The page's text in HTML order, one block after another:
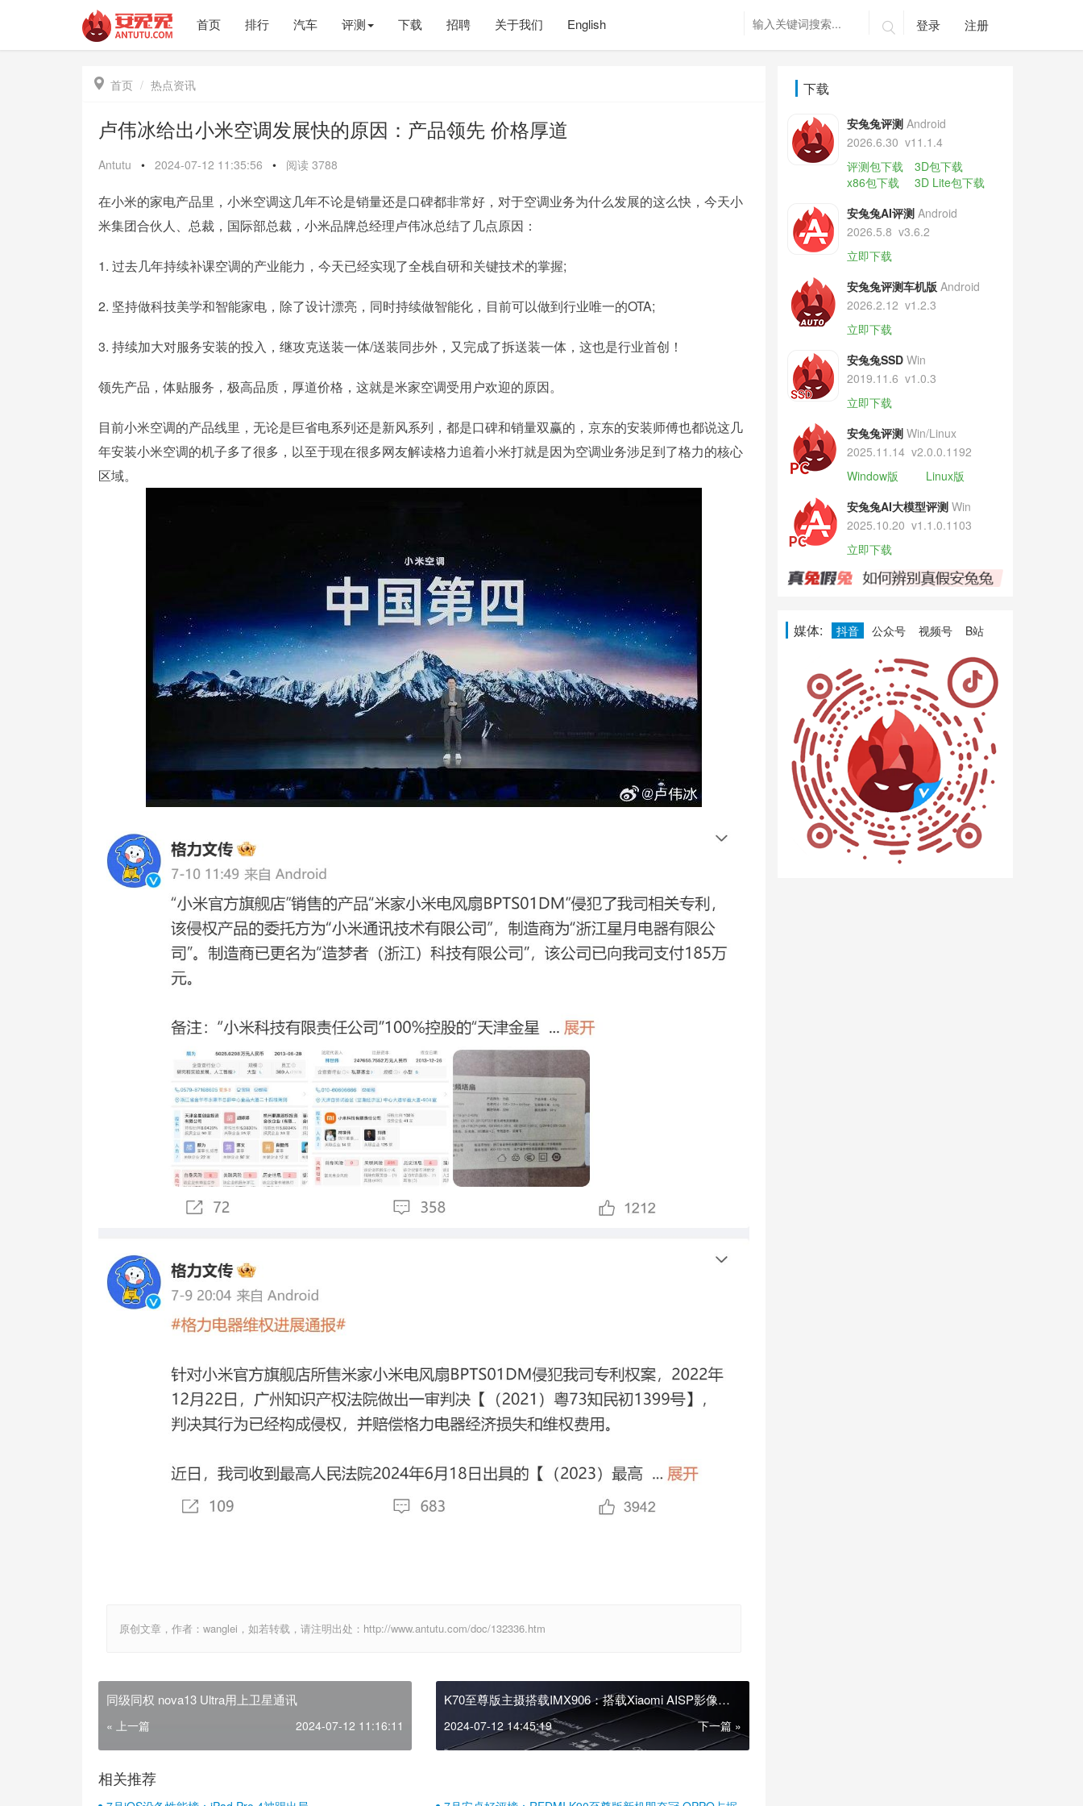
首页 排行 汽车 评测 下载 招聘 关于我们 English  登录 注册
 首页 热点资讯
卢伟冰给出小米空调发展快的原因：产品领先 价格厚道
Antutu • 2024-07-12 11:35:56 • 阅读 3788
在小米的家电产品里，小米空调这几年不论是销量还是口碑都非常好，对于空调业务为什么发展的这么快，今天小
米集团合伙人、总裁，国际部总裁，小米品牌总经理卢伟冰总结了几点原因：
1. 过去几年持续补课空调的产业能力，今天已经实现了全栈自研和关键技术的掌握;
2. 坚持做科技美学和智能家电，除了设计漂亮，同时持续做智能化，目前可以做到行业唯一的OTA;
3. 持续加大对服务安装的投入，继攻克送装一体/送装同步外，又完成了拆送装一体，这也是行业首创！
领先产品，体贴服务，极高品质，厚道价格，这就是米家空调受用户欢迎的原因。
目前小米空调的产品线里，无论是巨省电系列还是新风系列，都是口碑和销量双赢的，京东的安装师傅也都说这几
年安装小米空调的机子多了很多，以至于现在很多网友解读格力追着小米打就是因为空调业务涉足到了格力的核心
区域。
原创文章，作者：wanglei，如若转载，请注明出处：http://www.antutu.com/doc/132336.htm
同级同权 nova13 Ultra用上卫星通讯
« 上一篇 2024-07-12 11:16:11
K70至尊版主摄搭载IMX906：搭载Xiaomi AISP影像算
2024-07-12 14:45:19 下一篇 »
相关推荐
下载
安兔兔评测 Android
2026.6.30 v11.1.4
评测包下载
3D包下载
x86包下载
3D Lite包下载
安兔兔AI评测 Android
2026.5.8 v3.6.2
立即下载
安兔兔评测车机版 Android
2026.2.12 v1.2.3
立即下载
安兔兔SSD Win
2019.11.6 v1.0.3
立即下载
安兔兔评测 Win/Linux
2025.11.14 v2.0.0.1192
Window版
Linux版
安兔兔AI大模型评测 Win
2025.10.20 v1.1.0.1103
立即下载
媒体: 抖音 公众号 视频号 B站